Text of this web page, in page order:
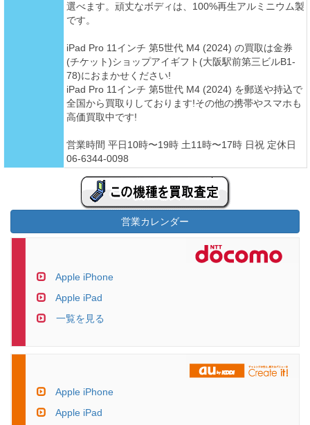
選べます。頑丈なボディは、100%再生アルミニウム製
です。
iPad Pro 11インチ 第5世代 M4 (2024) の買取は金券
(チケット)ショップアイギフト(大阪駅前第三ビルB1-
78)におまかせください!
iPad Pro 11インチ 第5世代 M4 (2024) を郵送や持込で
全国から買取りしております!その他の携帯やスマホも
高価買取中です!
営業時間 平日10時〜19時 土11時〜17時 日祝 定休日
06-6344-0098
営業カレンダー
Apple iPhone
Apple iPad
一覧を見る
Apple iPhone
Apple iPad